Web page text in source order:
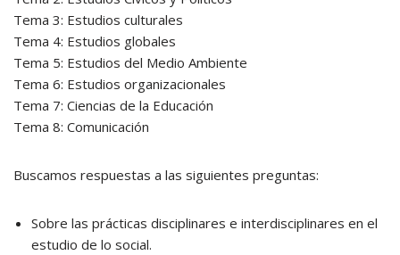
Tema 3: Estudios culturales
Tema 4: Estudios globales
Tema 5: Estudios del Medio Ambiente
Tema 6: Estudios organizacionales
Tema 7: Ciencias de la Educación
Tema 8: Comunicación
Buscamos respuestas a las siguientes preguntas:
Sobre las prácticas disciplinares e interdisciplinares en el
estudio de lo social.